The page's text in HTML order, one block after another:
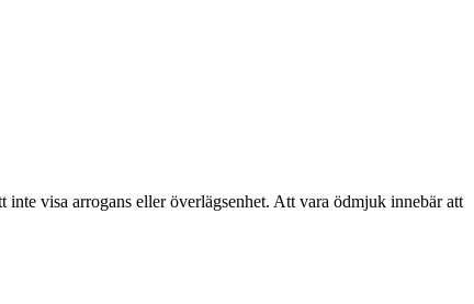
visa arrogans eller överlägsenhet. Att vara ödmjuk innebär att